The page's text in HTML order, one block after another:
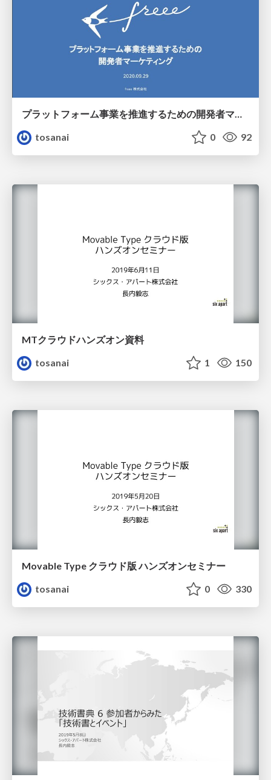
プラットフォーム事業を推進するための開発者マーケティング
tosanai
0 92
MTクラウドハンズオン資料
tosanai
1 150
Movable Type クラウド版 ハンズオンセミナー
tosanai
0 330